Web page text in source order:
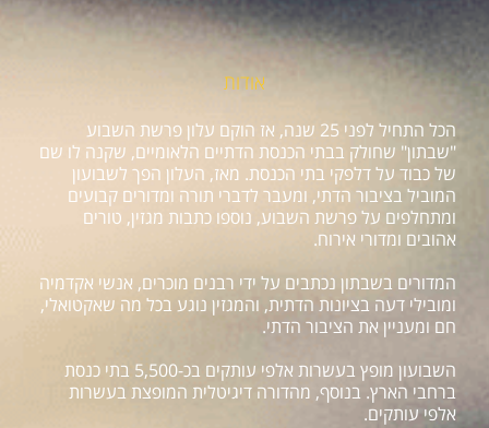
אודות
הכל התחיל לפני 25 שנה, אז הוקם עלון פרשת השבוע
"שבתון" שחולק בבתי הכנסת הדתיים הלאומיים, שקנה לו שם
של כבוד על דלפקי בתי הכנסת. מאז, העלון הפך לשבועון
המוביל בציבור הדתי, ומעבר לדברי תורה ומדורים קבועים
ומתחלפים על פרשת השבוע, נוספו כתבות מגזין, טורים
אהובים ומדורי אירוח.
המדורים בשבתון נכתבים על ידי רבנים מוכרים, אנשי אקדמיה
ומובילי דעה בציונות הדתית, והמגזין נוגע בכל מה שאקטואלי,
חם ומעניין את הציבור הדתי.
השבועון מופץ בעשרות אלפי עותקים בכ-5,500 בתי כנסת
ברחבי הארץ. בנוסף, מהדורה דיגיטלית המופצת בעשרות
אלפי עותקים.